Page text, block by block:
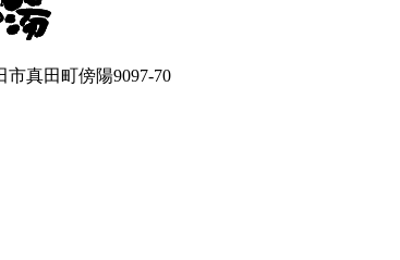
市真田町傍陽9097-70